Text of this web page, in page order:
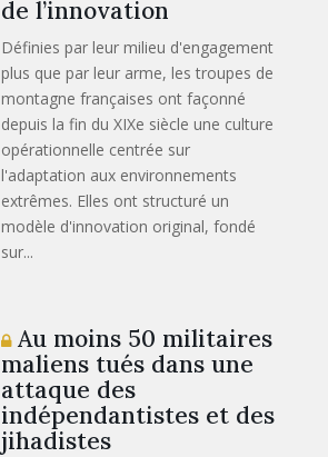
de l’innovation
Définies par leur milieu d'engagement
plus que par leur arme, les troupes de
montagne françaises ont façonné
depuis la fin du XIXe siècle une culture
opérationnelle centrée sur
l'adaptation aux environnements
extrêmes. Elles ont structuré un
modèle d'innovation original, fondé
sur...
Au moins 50 militaires
maliens tués dans une
attaque des
indépendantistes et des
jihadistes